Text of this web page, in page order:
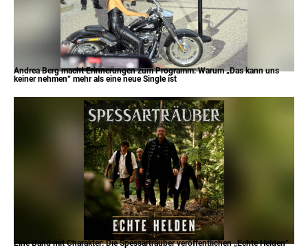
Andrea Berg macht Erinnerungen zum Programm: Warum „Das kann uns
keiner nehmen“ mehr als eine neue Single ist
Eine Band mit Charakter: Die Spessarträuber veröffentlichen „Echte Helden“